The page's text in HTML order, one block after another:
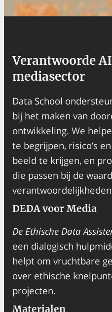
Verantwoorde
mediasector
Data School
bij het maken van
ontwikkeling. We
te begrijpen, risico’s
beeld te krijgen, en
die passen bij de
DEDA voor Media
De Ethische Data
een dialogisch
helpt om vruchtbare
over ethische
projecten.
Materialen